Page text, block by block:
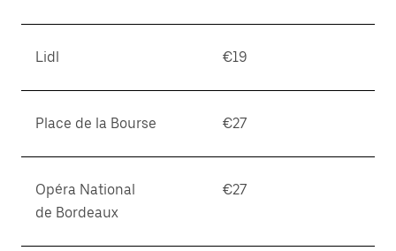
Lidl €19
Place de la Bourse €27
Opéra National
de Bordeaux
€27